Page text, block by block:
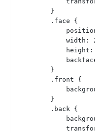
        }
        .face {
        }
        .front {
        }
        .back {